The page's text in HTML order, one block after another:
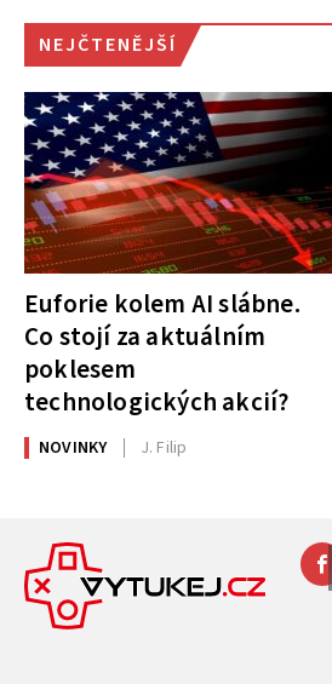
NEJČTENĚJŠÍ
Euforie kolem AI slábne.
Co stojí za aktuálním
poklesem
technologických akcií?
NOVINKY J. Filip